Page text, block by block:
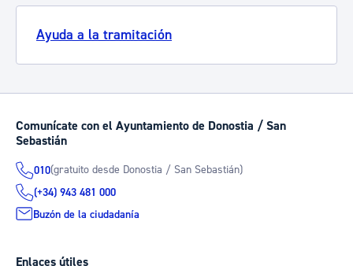
Ayuda a la tramitación
Comunícate con el Ayuntamiento de Donostia / San
Sebastián
010(gratuito desde Donostia / San Sebastián)
(+34) 943 481 000
Buzón de la ciudadanía
Enlaces útiles